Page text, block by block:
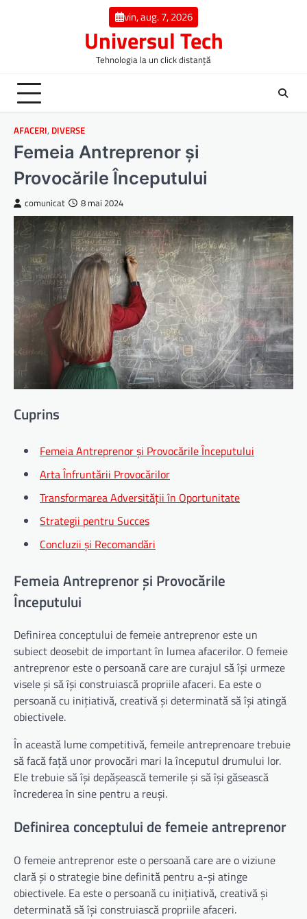
vin, aug. 7, 2026
Universul Tech
Tehnologia la un click distanță
AFACERI, DIVERSE
Femeia Antreprenor și
Provocările Începutului
comunicat 8 mai 2024
Cuprins
Femeia Antreprenor și Provocările Începutului
Arta Înfruntării Provocărilor
Transformarea Adversității în Oportunitate
Strategii pentru Succes
Concluzii și Recomandări
Femeia Antreprenor și Provocările
Începutului
Definirea conceptului de femeie antreprenor este un
subiect deosebit de important în lumea afacerilor. O femeie
antreprenor este o persoană care are curajul să își urmeze
visele și să își construiască propriile afaceri. Ea este o
persoană cu inițiativă, creativă și determinată să își atingă
obiectivele.
În această lume competitivă, femeile antreprenoare trebuie
să facă față unor provocări mari la începutul drumului lor.
Ele trebuie să își depășească temerile și să își găsească
încrederea în sine pentru a reuși.
Definirea conceptului de femeie antreprenor
O femeie antreprenor este o persoană care are o viziune
clară și o strategie bine definită pentru a-și atinge
obiectivele. Ea este o persoană cu inițiativă, creativă și
determinată să își construiască propriile afaceri.